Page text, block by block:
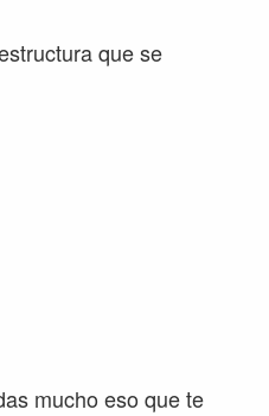
que se
mucho eso que te